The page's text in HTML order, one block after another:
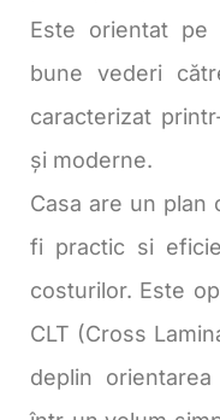
Este orientat
bune vederi
caracterizat
și moderne.
Casa are un plan
fi practic si
costurilor. Este
CLT (Cross
deplin